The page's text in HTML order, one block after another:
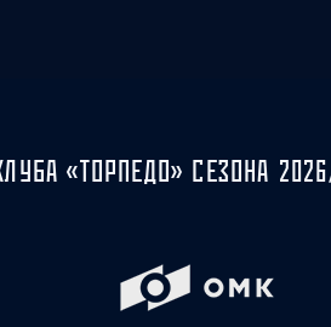
«ТОРПЕДО» СЕЗОНА